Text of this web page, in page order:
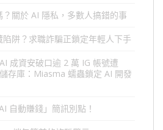
關於 AI 隱私，多數人搞錯的事
阱？求職詐騙正鎖定年輕人下手
成資安破口逾 2 萬 IG 帳號遭
存庫：Miasma 蠕蟲鎖定 AI 開發
自動賺錢」簡訊別點！